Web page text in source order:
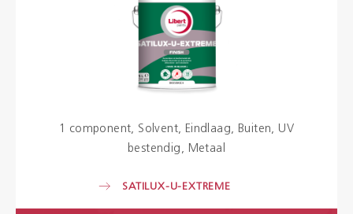
1 component Solvent Eindlaag Buiten
UV
bestendig
Metaal
SATILUX-U-EXTREME